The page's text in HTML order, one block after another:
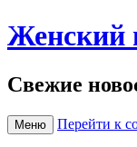
Женский
Свежие
Меню Перейти к